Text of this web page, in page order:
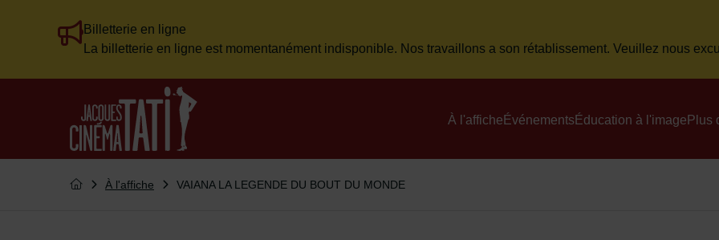
Billetterie en ligne
La billetterie en ligne est momentanément indisponible. Nos travaillons a son rétablissement. Veuillez nous
À l'affiche Événements Éducation à l'image Plus
Vous êtes ici :
Retourner à l'accueil
À l'affiche VAIANA LA LEGENDE DU BOUT DU MONDE